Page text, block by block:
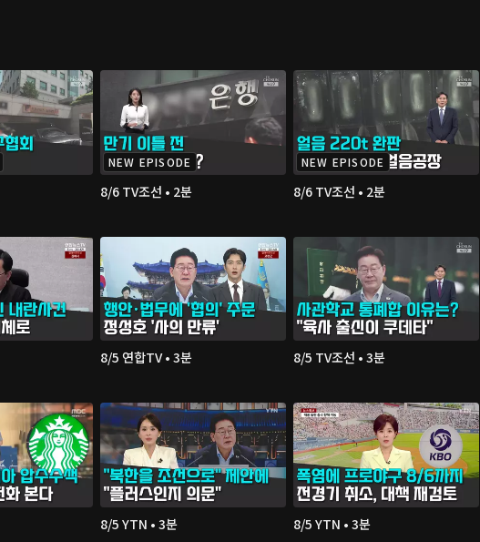
NEW EPISODE
8/6 TV조선 • 2분
NEW EPISODE
8/6 TV조선 • 2분
8/5 연합TV • 3분 8/5 TV조선 • 3분
8/5 YTN • 3분 8/5 YTN • 3분